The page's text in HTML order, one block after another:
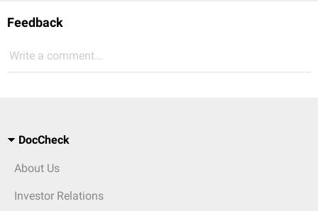
Feedback
Write a comment...
DocCheck
About Us
Investor Relations